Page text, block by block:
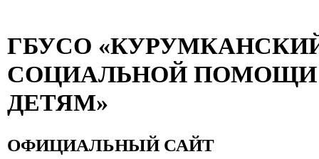
ГБУСО
СОЦИАЛЬНОЙ ПОМОЩИ
ДЕТЯМ»
ОФИЦИАЛЬНЫЙ САЙТ